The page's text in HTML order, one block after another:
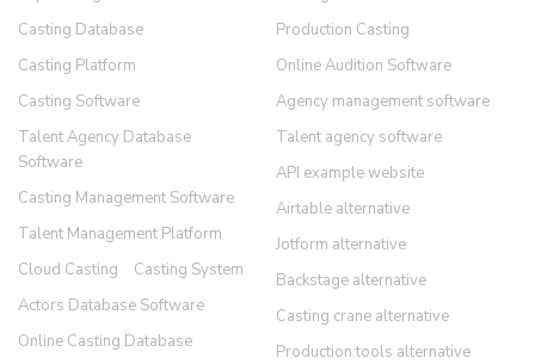
Casting Database
Casting Platform
Casting Software
Talent Agency Database
Software
Casting Management Software
Talent Management Platform
Cloud Casting
Casting System
Actors Database Software
Online Casting Database
Production Casting
Online Audition Software
Agency management software
Talent agency software
API example website
Airtable alternative
Jotform alternative
Backstage alternative
Casting crane alternative
Production.tools alternative